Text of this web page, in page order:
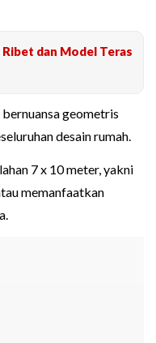
dan Model Teras
geometris
desain rumah.
7 x 10 meter, yakni
memanfaatkan